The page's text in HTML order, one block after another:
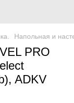
Напольная и
PRO
ADKV